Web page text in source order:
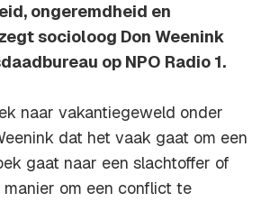
ongeremdheid en
socioloog Don Weenink
op NPO Radio 1.
naar vakantiegeweld onder
dat het vaak gaat om een
gaat naar een slachtoffer of
om een conflict te